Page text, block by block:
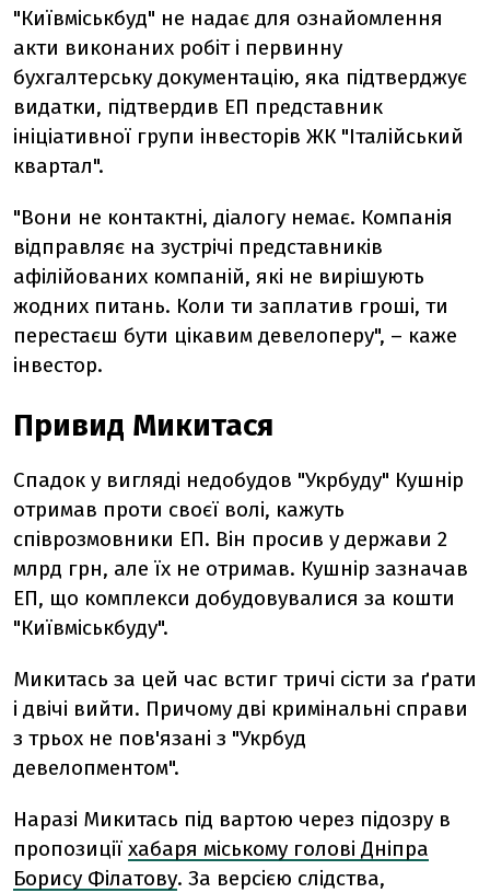
"Київміськбуд" не надає для ознайомлення
акти виконаних робіт і первинну
бухгалтерську документацію, яка підтверджує
видатки, підтвердив ЕП представник
ініціативної групи інвесторів ЖК "Італійський
квартал".
"Вони не контактні, діалогу немає. Компанія
відправляє на зустрічі представників
афілійованих компаній, які не вирішують
жодних питань. Коли ти заплатив гроші, ти
перестаєш бути цікавим девелоперу", – каже
інвестор.
Привид Микитася
Спадок у вигляді недобудов "Укрбуду" Кушнір
отримав проти своєї волі, кажуть
співрозмовники ЕП. Він просив у держави 2
млрд грн, але їх не отримав. Кушнір зазначав
ЕП, що комплекси добудовувалися за кошти
"Київміськбуду".
Микитась за цей час встиг тричі сісти за ґрати
і двічі вийти. Причому дві кримінальні справи
з трьох не пов'язані з "Укрбуд
девелопментом".
Наразі Микитась під вартою через підозру в
пропозиції хабаря міському голові Дніпра
Борису Філатову. За версією слідства,